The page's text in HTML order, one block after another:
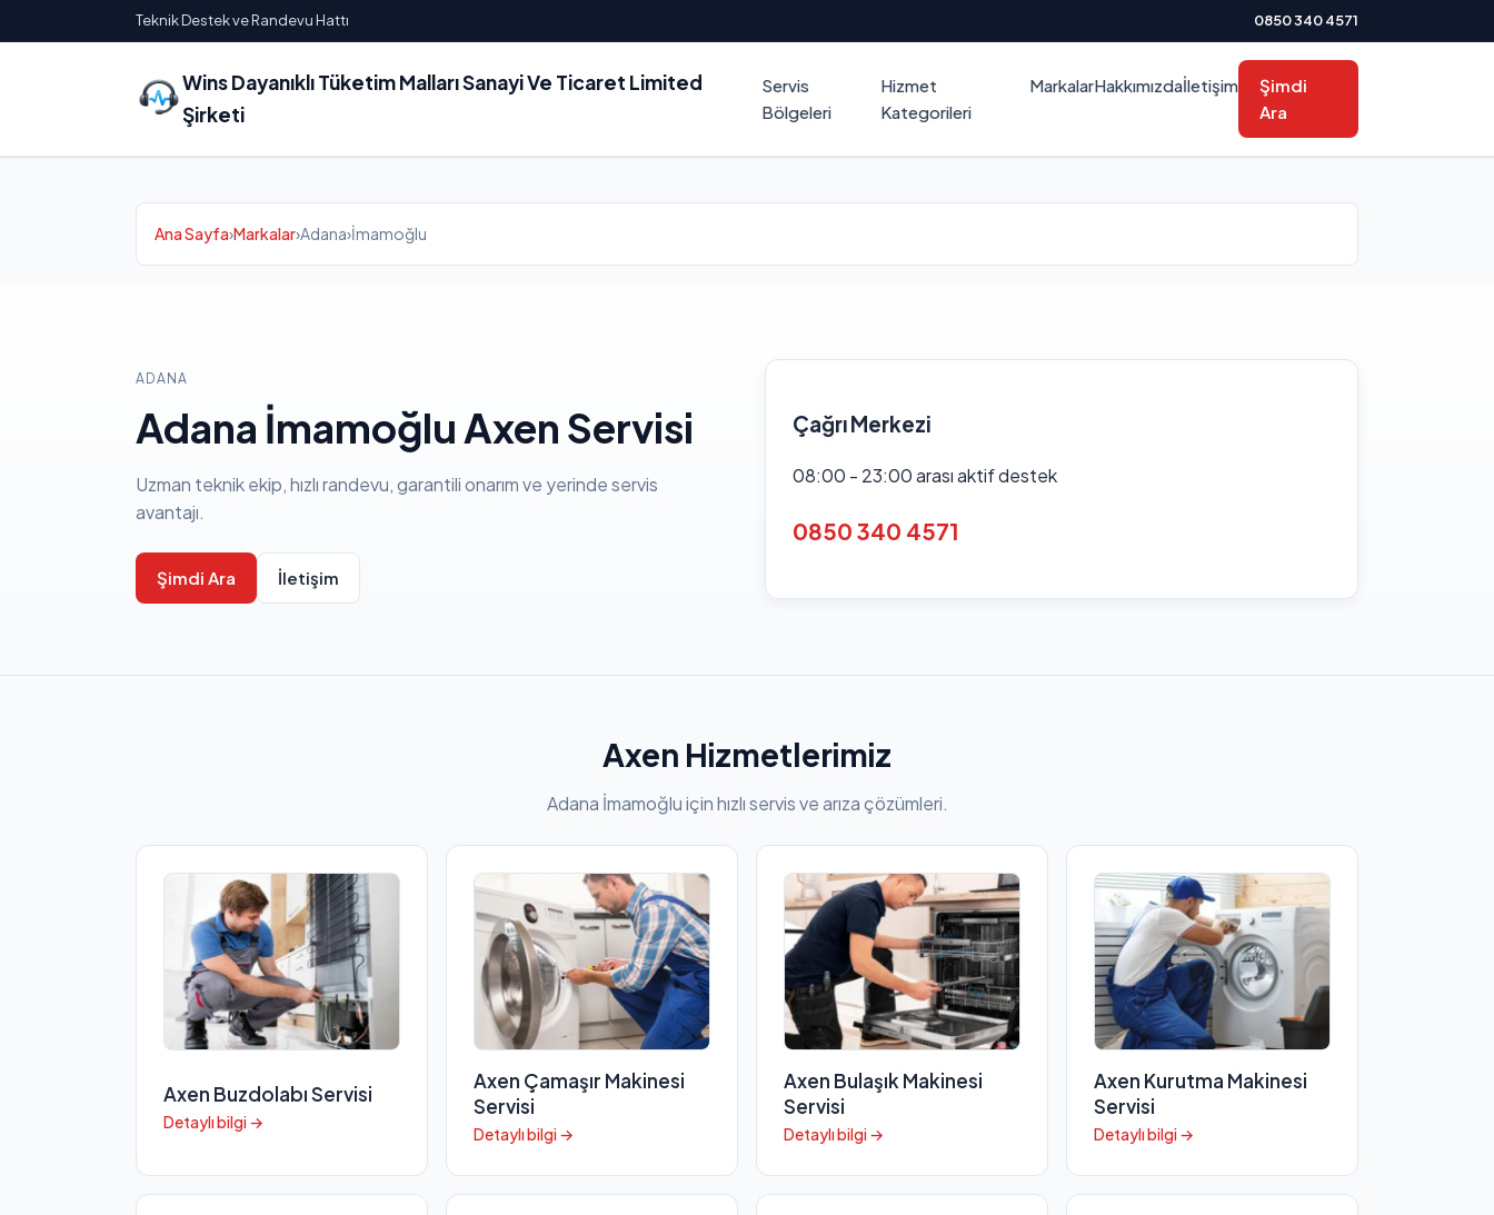
Teknik Destek ve Randevu Hattı 0850 340 4571
Wins Dayanıklı Tüketim Malları Sanayi Ve Ticaret Limited
Şirketi
Servis
Bölgeleri
Hizmet
Kategorileri
MarkalarHakkımızdaİletişim
Şimdi
Ara
Ana Sayfa›Markalar›Adana›İmamoğlu
ADANA
Adana İmamoğlu Axen Servisi
Uzman teknik ekip, hızlı randevu, garantili onarım ve yerinde servis
avantajı.
Şimdi Ara İletişim
Çağrı Merkezi
08:00 - 23:00 arası aktif destek
0850 340 4571
Axen Hizmetlerimiz
Adana İmamoğlu için hızlı servis ve arıza çözümleri.
Axen Buzdolabı Servisi
Detaylı bilgi →
Axen Çamaşır Makinesi
Servisi
Detaylı bilgi →
Axen Bulaşık Makinesi
Servisi
Detaylı bilgi →
Axen Kurutma Makinesi
Servisi
Detaylı bilgi →